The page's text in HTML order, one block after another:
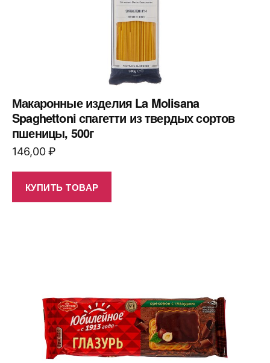
Макаронные изделия La Molisana
Spaghettoni спагетти из твердых сортов
пшеницы, 500г
146,00₽
КУПИТЬ ТОВАР